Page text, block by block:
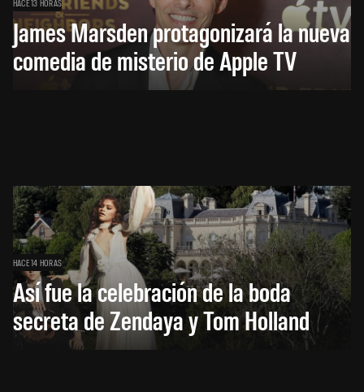
HACE 13 HORAS
James Marsden protagonizará la nueva
comedia de misterio de Apple TV
HACE 14 HORAS
Así fue la celebración de la boda
secreta de Zendaya y Tom Holland